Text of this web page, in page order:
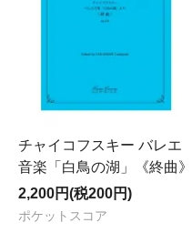
チャイコフスキー バレエ
音楽「白鳥の湖」《終曲》
2,200円(税200円)
ポケットスコア